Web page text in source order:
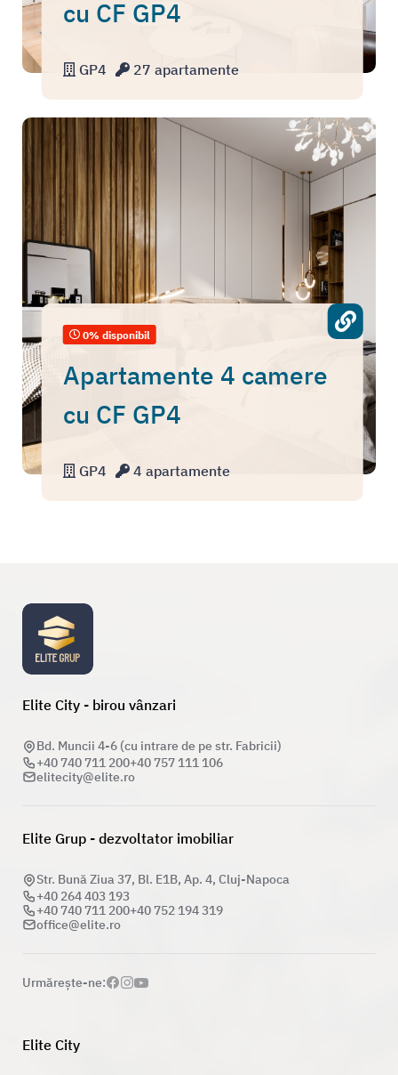
cu CF GP4
GP4 27 apartamente
0% disponibil
Apartamente 4 camere
cu CF GP4
GP4 4 apartamente
Elite City - birou vânzari
Bd. Muncii 4-6 (cu intrare de pe str. Fabricii)
+40 740 711 200+40 757 111 106
elitecity@elite.ro
Elite Grup - dezvoltator imobiliar
Str. Bună Ziua 37, Bl. E1B, Ap. 4, Cluj-Napoca
+40 264 403 193
+40 740 711 200+40 752 194 319
office@elite.ro
Urmăreşte-ne:
Elite City